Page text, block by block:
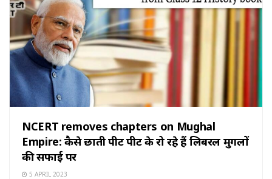
NCERT removes chapters on Mughal
Empire: कैसे छाती पीट पीट के रो रहे हैं लिबरल मुगलों
की सफाई पर
5 APRIL 2023